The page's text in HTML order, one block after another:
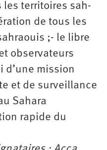
les territoires sah­
de tous les
;- le libre
observateurs
d’une mission
et de surveillance
Sahara
rapide du